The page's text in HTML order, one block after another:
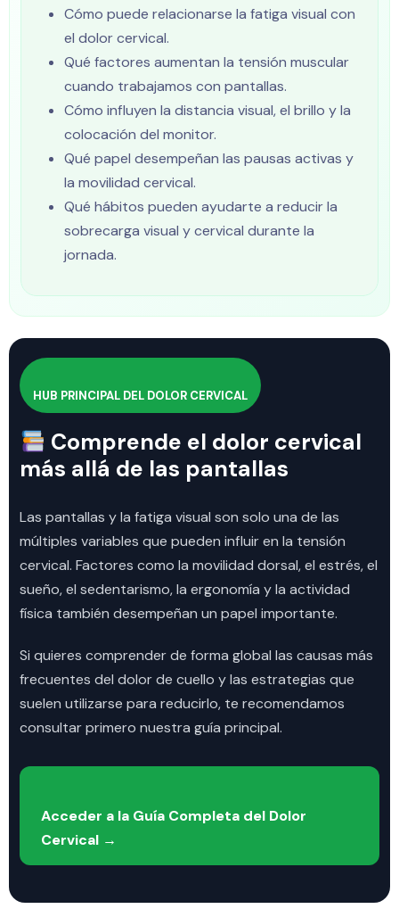
Cómo puede relacionarse la fatiga visual con
el dolor cervical.
Qué factores aumentan la tensión muscular
cuando trabajamos con pantallas.
Cómo influyen la distancia visual, el brillo y la
colocación del monitor.
Qué papel desempeñan las pausas activas y
la movilidad cervical.
Qué hábitos pueden ayudarte a reducir la
sobrecarga visual y cervical durante la
jornada.
HUB PRINCIPAL DEL DOLOR CERVICAL
Comprende el dolor cervical
más allá de las pantallas
Las pantallas y la fatiga visual son solo una de las
múltiples variables que pueden influir en la tensión
cervical. Factores como la movilidad dorsal, el estrés, el
sueño, el sedentarismo, la ergonomía y la actividad
física también desempeñan un papel importante.
Si quieres comprender de forma global las causas más
frecuentes del dolor de cuello y las estrategias que
suelen utilizarse para reducirlo, te recomendamos
consultar primero nuestra guía principal.
Acceder a la Guía Completa del Dolor
Cervical →